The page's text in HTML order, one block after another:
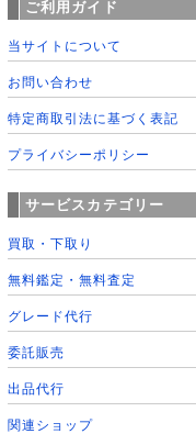
ご利用ガイド
当サイトについて
お問い合わせ
特定商取引法に基づく表記
プライバシーポリシー
サービスカテゴリー
買取・下取り
無料鑑定・無料査定
グレード代行
委託販売
出品代行
関連ショップ